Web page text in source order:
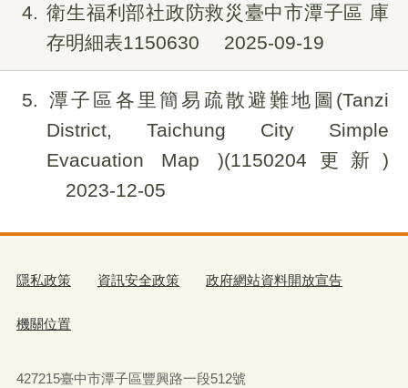
4
衛生福利部社政防救災臺中市潭子區 庫
存明細表1150630
2025-09-19
5
潭子區各里簡易疏散避難地圖(Tanzi
District, Taichung City Simple
Evacuation Map )(1150204更新)
2023-12-05
隱私政策 資訊安全政策 政府網站資料開放宣告
機關位置
427215臺中市潭子區豐興路一段512號